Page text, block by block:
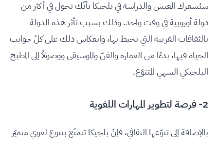
سيُشعرك العيش والدراسة في بلجيكا بأنّك تجول في أكثر من
دولة أوروبية في وقت واحد. وذلك بسبب تأثر هذه الدولة
بالثقافات القريبة التي تحيط بها، وانعكاس ذلك على كلّ جوانب
الحياة فيها، بدءًا من العمارة والفنّ والموسيقى ووصولاً إلى المطبخ
البلجيكي الشهي المتنوّع.
2- فرصة لتطوير المهارات اللغوية
بالإضافة إلى تنوّعها الثقافي، فإنّ بلجيكا تتمتّع بتنوع لغوي متميّز